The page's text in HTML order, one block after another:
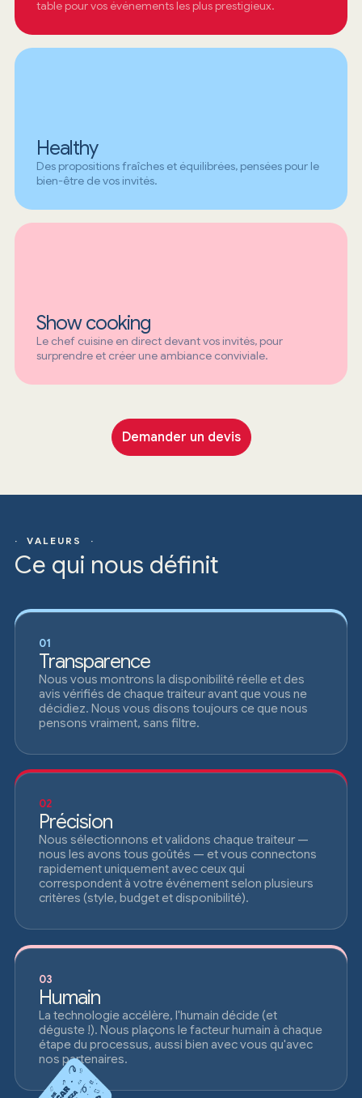
table pour vos événements les plus prestigieux.
Healthy
Des propositions fraîches et équilibrées, pensées pour le
bien-être de vos invités.
Show cooking
Le chef cuisine en direct devant vos invités, pour
surprendre et créer une ambiance conviviale.
Demander un devis
· VALEURS ·
Ce qui nous définit
01
Transparence
Nous vous montrons la disponibilité réelle et des
avis vérifiés de chaque traiteur avant que vous ne
décidiez. Nous vous disons toujours ce que nous
pensons vraiment, sans filtre.
02
Précision
Nous sélectionnons et validons chaque traiteur —
nous les avons tous goûtés — et vous connectons
rapidement uniquement avec ceux qui
correspondent à votre événement selon plusieurs
critères (style, budget et disponibilité).
03
Humain
La technologie accélère, l'humain décide (et
déguste !). Nous plaçons le facteur humain à chaque
étape du processus, aussi bien avec vous qu'avec
nos partenaires.